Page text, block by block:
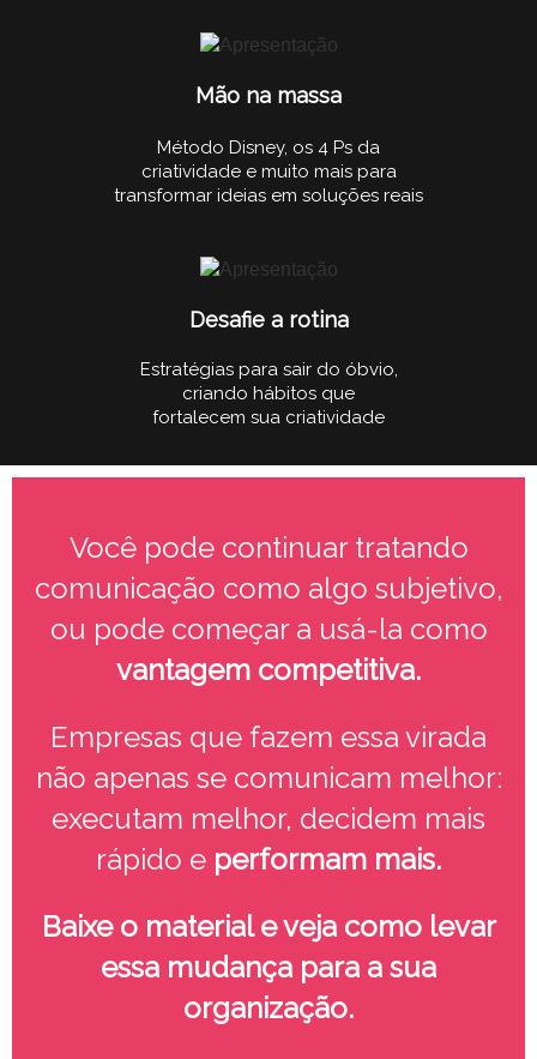
Mão na massa
Método Disney, os 4 Ps da
criatividade e muito mais para
transformar ideias em soluções reais
Desafie a rotina
Estratégias para sair do óbvio,
criando hábitos que
fortalecem sua criatividade
Você pode continuar tratando
comunicação como algo subjetivo,
ou pode começar a usá-la como
vantagem competitiva.
Empresas que fazem essa virada
não apenas se comunicam melhor:
executam melhor, decidem mais
rápido e performam mais.
Baixe o material e veja como levar
essa mudança para a sua
organização.